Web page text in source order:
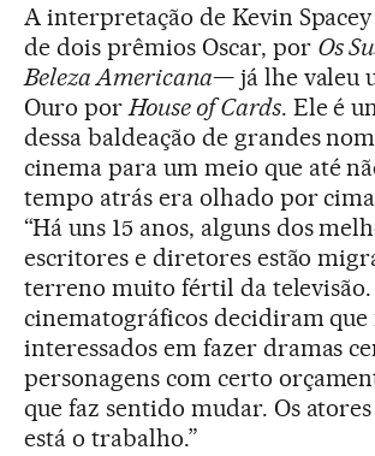
A interpretação de Kevin
de dois prêmios Oscar, por Os
Beleza Americana— já lhe valeu
Ouro por House of Cards. Ele é
dessa baldeação de grandes
cinema para um meio que até
tempo atrás era olhado por
“Há uns 15 anos, alguns dos
escritores e diretores estão
terreno muito fértil da televisão.
cinematográficos decidiram que
interessados em fazer dramas
personagens com certo
que faz sentido mudar. Os
está o trabalho.”